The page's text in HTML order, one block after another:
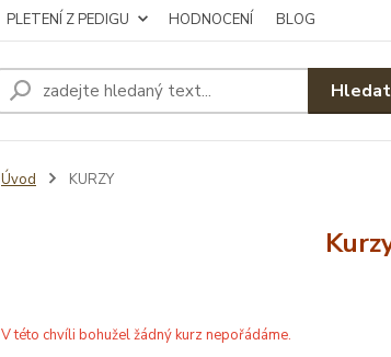
PLETENÍ Z PEDIGU HODNOCENÍ BLOG
Hledat
Úvod KURZY
V této chvíli bohužel žádný kurz nepořádáme.